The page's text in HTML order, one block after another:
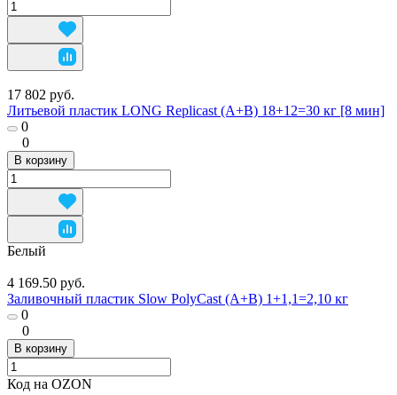
17 802 руб.
Литьевой пластик LONG Replicast (А+В) 18+12=30 кг [8 мин]
0
0
В корзину
Белый
4 169.50 руб.
Заливочный пластик Slow PolyCast (A+B) 1+1,1=2,10 кг
0
0
В корзину
Код на OZON